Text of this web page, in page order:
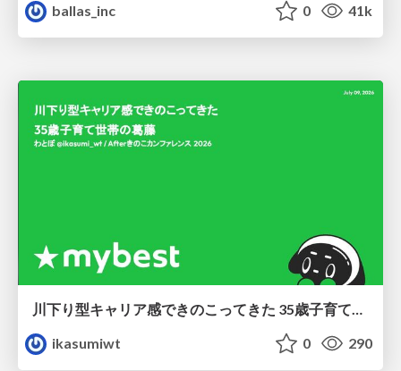
ballas_inc
0 41k
川下り型キャリア感できのこってきた 35歳子育て世帯の葛藤
ikasumiwt
0 290